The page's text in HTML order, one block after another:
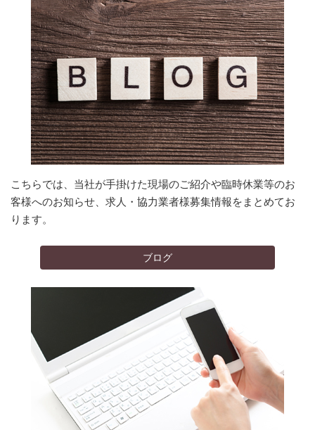
こちらでは、当社が手掛けた現場のご紹介や臨時休業等のお
客様へのお知らせ、求人・協力業者様募集情報をまとめてお
ります。
ブログ